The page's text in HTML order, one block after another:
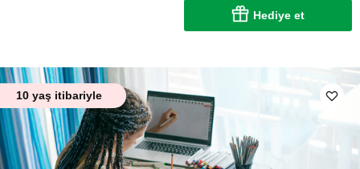
Hediye et
10 yaş itibariyle